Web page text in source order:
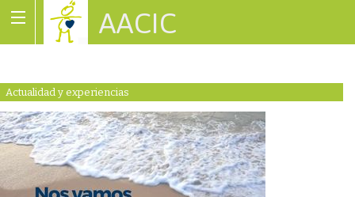
AACIC
Actualidad y experiencias